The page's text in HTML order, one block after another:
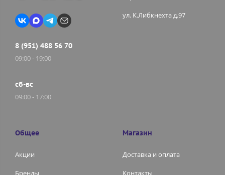
8 (951) 488 56 70
09:00 - 19:00
сб-вс
09:00 - 17:00
ул. К.Либкнехта д.97
Общее
Акции
Бренды
Магазин
Доставка и оплата
Контакты